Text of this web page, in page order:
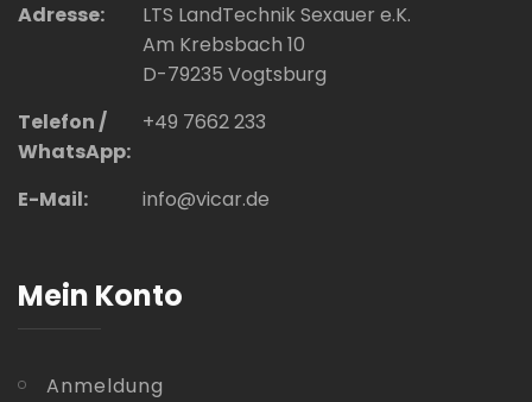
Adresse:
LTS LandTechnik Sexauer e.K.
Am Krebsbach 10
D-79235 Vogtsburg
Telefon /
WhatsApp:
+49 7662 233
E-Mail: info@vicar.de
Mein Konto
Anmeldung